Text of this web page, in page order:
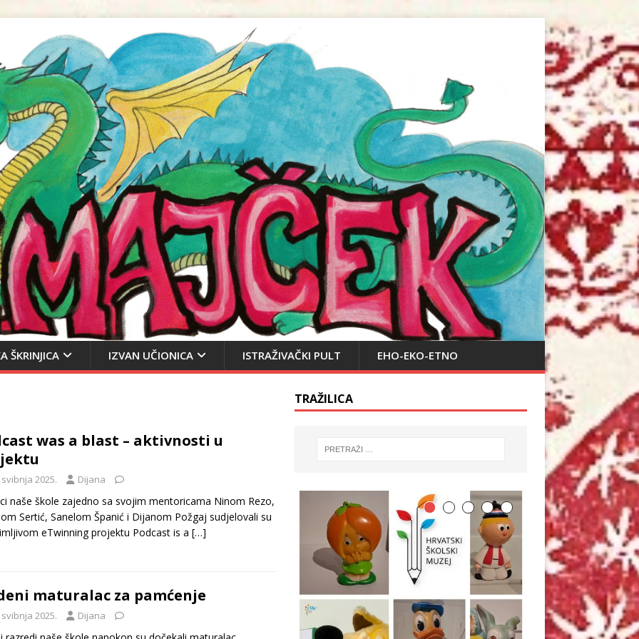
ŠKRINJICA IZVAN UČIONICA ISTRAŽIVAČKI PULT EHO-EKO-ETNO
was a blast – aktivnosti u
svibnja 2025. Dijana
naše škole zajedno sa svojim mentoricama Ninom Rezo,
Sertić, Sanelom Španić i Dijanom Požgaj sudjelovali su
eTwinning projektu Podcast is a […]
maturalac za pamćenje
svibnja 2025. Dijana
TRAŽILICA